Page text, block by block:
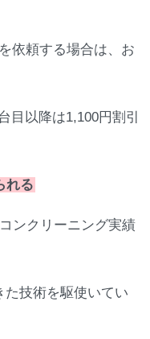
依頼する場合は、お
目以降は1,100円割引
れる
ンクリーニング実績
た技術を駆使いてい